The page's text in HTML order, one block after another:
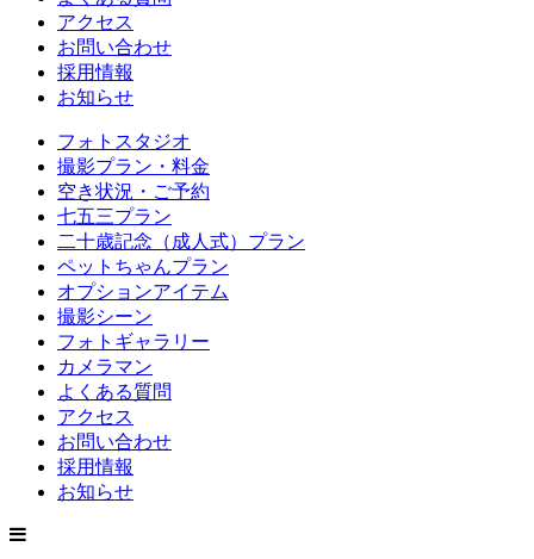
アクセス
お問い合わせ
採用情報
お知らせ
フォトスタジオ
撮影プラン・料金
空き状況・ご予約
七五三プラン
二十歳記念（成人式）プラン
ペットちゃんプラン
オプションアイテム
撮影シーン
フォトギャラリー
カメラマン
よくある質問
アクセス
お問い合わせ
採用情報
お知らせ